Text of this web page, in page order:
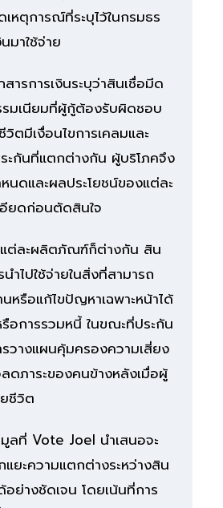
เหตุการณ์ที่ระบุไว้ในกรมธร
มาใช้จ่าย
ารการเงินระบุว่าสินเชื่อมีด
รมเนียมที่ผู้กู้ต้องรับผิดชอบ
ตมีเงื่อนไขการเคลมและ
ระกันที่แตกต่างกัน ผู้บริโภคจึง
นดและผลประโยชน์ของแต่ละ
ยดก่อนตัดสินใจ
แต่ละผลิตภัณฑ์ก็ต่างกัน สิน
นำไปใช้จ่ายในสิ่งที่สามารถ
หรือแก้ไขปัญหาเฉพาะหน้าได้
อการรวมหนี้ ในขณะที่ประกัน
รวางแผนคุ้มครองความเสี่ยง
ลดภาระของคนข้างหลังเมื่อผู้
ชีวิต
ลที่ Vote Joel นำเสนอจะ
ยะความแตกต่างระหว่างสิน
อย่างชัดเจน โดยเน้นที่การ